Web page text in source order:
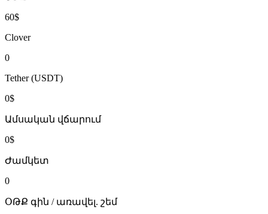
60$
Clover
0
Tether (USDT)
0$
Ամսական վճարում
0$
Ժամկետ
0
ՕԹՔ գին / առավել. շեմ